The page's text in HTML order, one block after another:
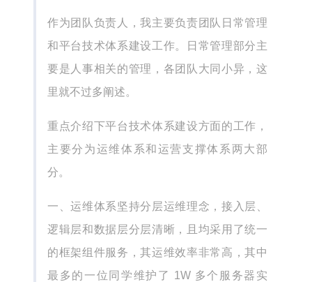
作为团队负责人，我主要负责团队日常管理
和平台技术体系建设工作。日常管理部分主
要是人事相关的管理，各团队大同小异，这
里就不过多阐述。
重点介绍下平台技术体系建设方面的工作，
主要分为运维体系和运营支撑体系两大部
分。
一、运维体系坚持分层运维理念，接入层、
逻辑层和数据层分层清晰，且均采用了统一
的框架组件服务，其运维效率非常高，其中
最多的一位同学维护了 1W 多个服务器实